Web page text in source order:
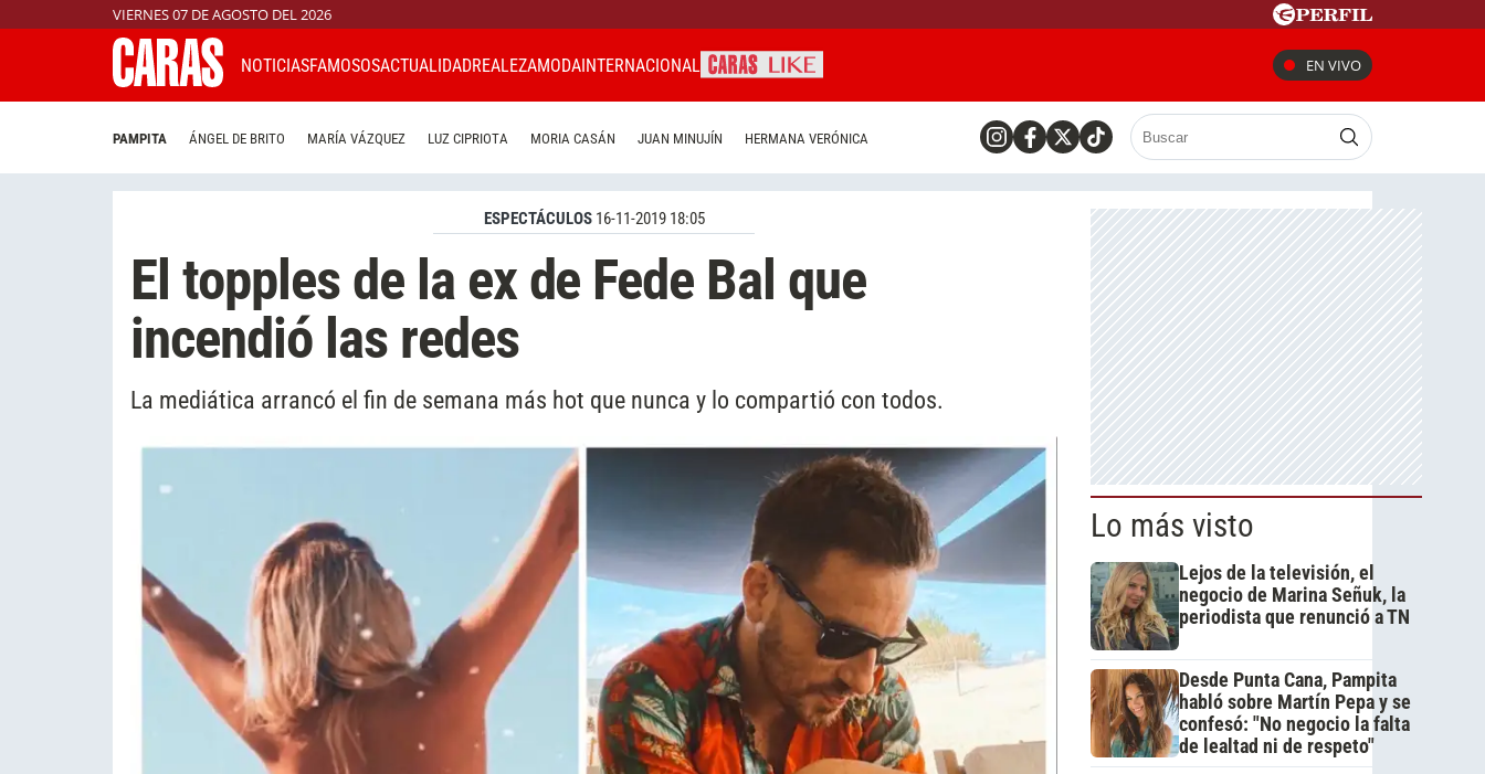
VIERNES 07 DE AGOSTO DEL 2026
NOTICIASFAMOSOSACTUALIDADREALEZAMODAINTERNACIONAL EN VIVO
PAMPITA ÁNGEL DE BRITO MARÍA VÁZQUEZ LUZ CIPRIOTA MORIA CASÁN JUAN MINUJÍN HERMANA VERÓNICA
ESPECTÁCULOS 16-11-2019 18:05
El topples de la ex de Fede Bal que
incendió las redes
La mediática arrancó el fin de semana más hot que nunca y lo compartió con todos.
Lo más visto
Lejos de la televisión, el
negocio de Marina Señuk, la
periodista que renunció a TN
Desde Punta Cana, Pampita
habló sobre Martín Pepa y se
confesó: "No negocio la falta
de lealtad ni de respeto"